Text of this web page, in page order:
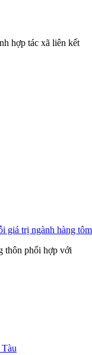
hợp tác xã liên kết
giá trị ngành hàng tôm
thôn phối hợp với